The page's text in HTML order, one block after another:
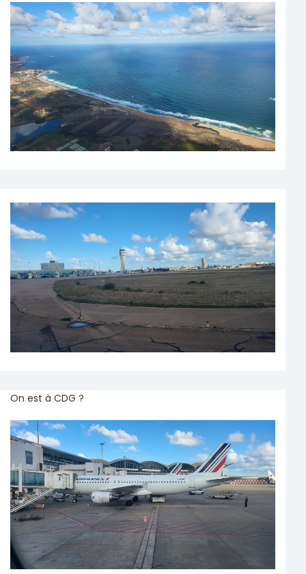
On est à CDG ?